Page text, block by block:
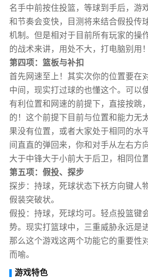
名手中前按住投篮，等球到手后，游
和节奏会变快，目测将来结合假投传
机制。但是相对于目前所有玩家的操
的战术来讲，用处不大，打电脑别用！
第四项：篮板与补扣
首先网速至上！其实次你的位置要在
中间，现实打过球的也懂这个。可以
有利位置和网速的前提下，直接按跳
的！这个前提下目前与位置和能力无
果没有位置，或者大家处于相同的水
间直直的弹回来，你和对手从左右方
大于中锋大于小前大于后卫，相同位
第五项：假投、探步
探步：持球，死球状态下袄方向键人
假装突破状。
假投：持球，死球均可。轻点投篮键
势。现实打篮球中，三重威胁永远是
那么这个游戏这两个功能它的重要性
而喻。
游戏特色